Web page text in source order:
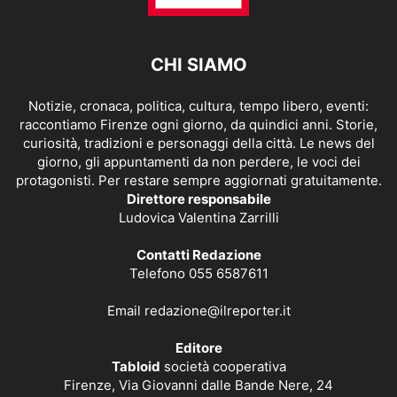
CHI SIAMO
Notizie, cronaca, politica, cultura, tempo libero, eventi:
raccontiamo Firenze ogni giorno, da quindici anni. Storie,
curiosità, tradizioni e personaggi della città. Le news del
giorno, gli appuntamenti da non perdere, le voci dei
protagonisti. Per restare sempre aggiornati gratuitamente.
Direttore responsabile
Ludovica Valentina Zarrilli
Contatti Redazione
Telefono 055 6587611
Email redazione@ilreporter.it
Editore
Tabloid società cooperativa
Firenze, Via Giovanni dalle Bande Nere, 24